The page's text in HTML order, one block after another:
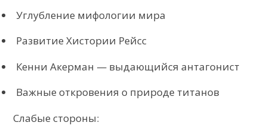
Углубление мифологии мира
Развитие Хистории Рейсс
Кенни Акерман — выдающийся антагонист
Важные откровения о природе титанов
Слабые стороны: